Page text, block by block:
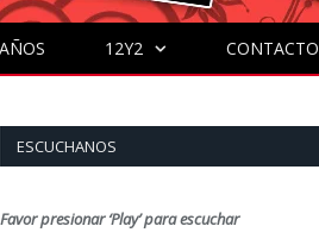
12Y2 CONTACTO
ESCUCHANOS
Favor presionar ‘Play’ para escuchar